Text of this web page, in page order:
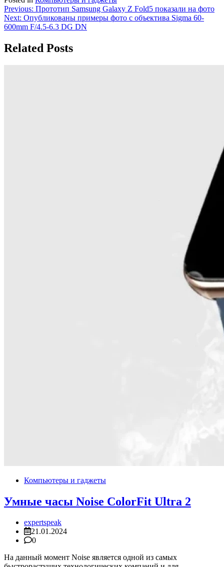
Навигация
по
Previous: Прототип Samsung Galaxy Z Fold5 показали на фото
Next: Опубликованы примеры фото с объектива Sigma 60-
600mm F/4.5-6.3 DG DN
Related Posts
Компьютеры и гаджеты
Умные часы Noise ColorFit Ultra 2
expertspeak
21.01.2024
0
На данный момент Noise является одной из самых